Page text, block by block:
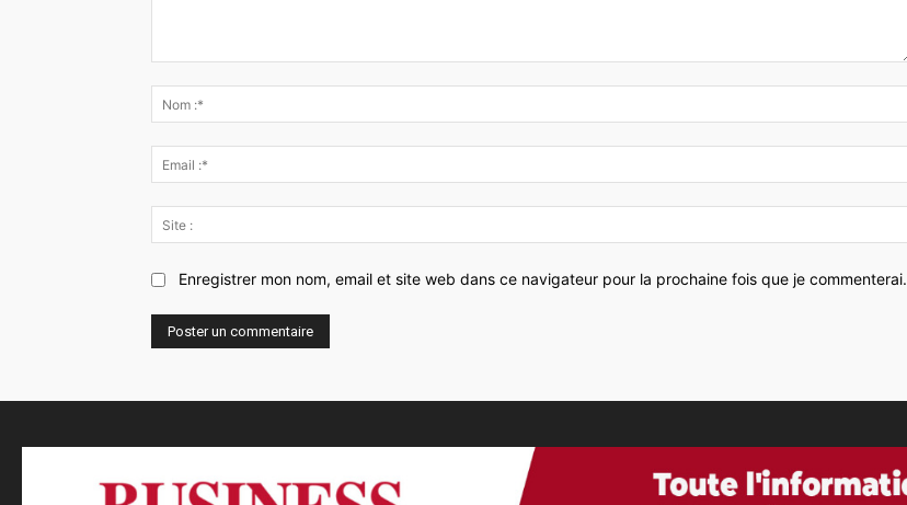
Enregistrer mon nom, email et site web dans ce navigateur pour la prochaine fois que je commenterai.